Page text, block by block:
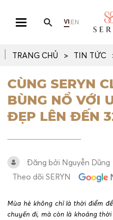
VI | EN
TRANG CHỦ TIN TỨC
CÙNG SERYN
BÙNG NỔ VỚI
ĐẸP LÊN ĐẾN
Đăng bởi Nguyễn Dũng
Theo dõi SERYN
Mùa hè không chỉ là thời điểm
chuyến đi, mà còn là khoảng